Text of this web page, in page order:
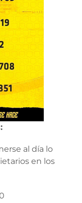
al día lo
en los